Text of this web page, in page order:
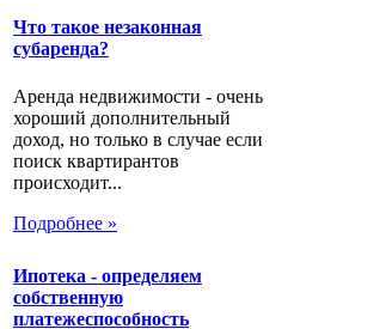
Что такое незаконная
субаренда?
Аренда недвижимости - очень
хороший дополнительный
доход, но только в случае если
поиск квартирантов
происходит...
Подробнее »
Ипотека - определяем
собственную
платежеспособность